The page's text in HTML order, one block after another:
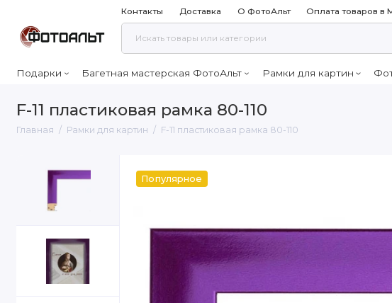
Контакты Доставка О ФотоАльт Оплата товаров в
Подарки Багетная мастерская ФотоАльт Рамки для картин
F-11 пластиковая рамка 80-110
Главная Рамки для картин F-11 пластиковая рамка 80-110
Популярное